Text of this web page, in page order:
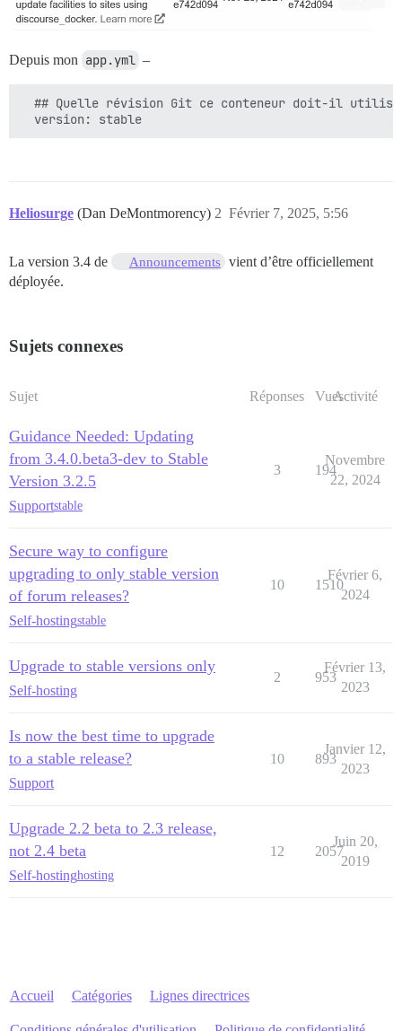
Depuis mon app.yml –
## Quelle révision Git ce conteneur doit-il
Heliosurge (Dan DeMontmorency) Février 7, 2025, 5:56
2
La version 3.4 de Announcements vient d’être officiellement
déployée.
Sujets connexes
Sujet Réponses VuesActivité
Guidance Needed: Updating
from 3.4.0.beta3-dev to Stable
Version 3.2.5
Supportstable
3 194
Novembre
22, 2024
Secure way to configure
upgrading to only stable version
of forum releases?
Self-hostingstable
10 1510
Février 6,
2024
Upgrade to stable versions only
Self-hosting
2 953
Février 13,
2023
Is now the best time to upgrade
to a stable release?
Support
10 893
Janvier 12,
2023
Upgrade 2.2 beta to 2.3 release,
not 2.4 beta
Self-hostinghosting
12 2057
Juin 20,
2019
Accueil Catégories Lignes directrices